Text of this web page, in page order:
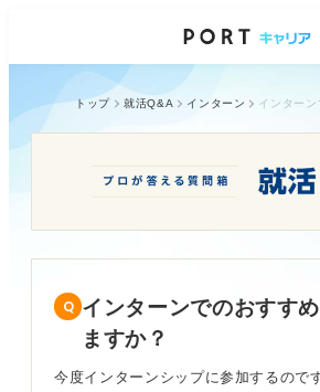
トップ 就活Q&A インターン
インターンでのおすす
ますか？
今度インターンシップに参加するので